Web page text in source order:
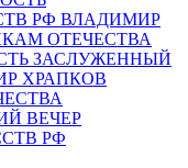
ЗАСЛУЖЕННЫЙ
ХРАПКОВ